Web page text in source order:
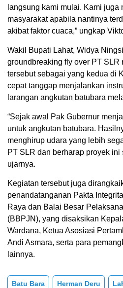
langsung kami mulai. Kami juga
masyarakat apabila nantinya
akibat faktor cuaca,” ungkap
Wakil Bupati Lahat, Widya
groundbreaking fly over PT SLR
tersebut sebagai yang kedua di
cepat tanggap menjalankan
larangan angkutan batubara
“Sejak awal Pak Gubernur
untuk angkutan batubara.
menghirup udara yang lebih
PT SLR dan berharap proyek ini
ujarnya.
Kegiatan tersebut juga
penandatanganan Pakta
Raya dan Balai Besar
(BBPJN), yang disaksikan
Wardana, Ketua Asosiasi
Andi Asmara, serta para
lainnya.
Batu Bara Herman Deru